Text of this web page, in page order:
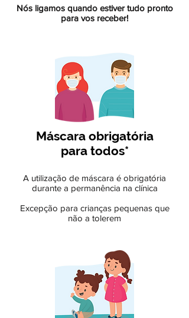
Nós ligamos quando estiver tudo pronto
para vos receber!
Máscara obrigatória
para todos*
A utilização de máscara é obrigatória
durante a permanência na clínica
Excepção para crianças pequenas que
não a tolerem